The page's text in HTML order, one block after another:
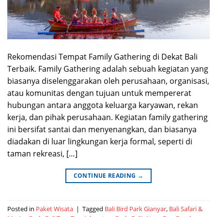
Rekomendasi Tempat Family Gathering di Dekat Bali
Terbaik. Family Gathering adalah sebuah kegiatan yang
biasanya diselenggarakan oleh perusahaan, organisasi,
atau komunitas dengan tujuan untuk mempererat
hubungan antara anggota keluarga karyawan, rekan
kerja, dan pihak perusahaan. Kegiatan family gathering
ini bersifat santai dan menyenangkan, dan biasanya
diadakan di luar lingkungan kerja formal, seperti di
taman rekreasi, […]
CONTINUE READING →
Posted in Paket Wisata | Tagged Bali Bird Park Gianyar, Bali Safari &